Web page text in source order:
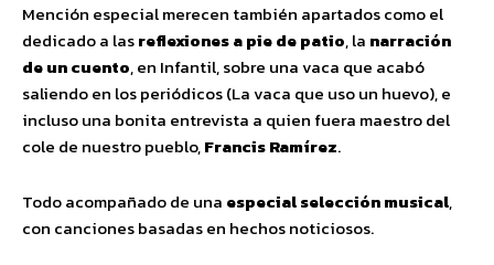
Mención especial merecen también apartados como el
dedicado a lasreflexiones a pie de patio, la narración
de un cuento, en Infantil, sobre una vaca que acabó
saliendo en los periódicos (La vaca que uso un huevo), e
incluso una bonita entrevista a quien fuera maestro del
cole de nuestro pueblo,Francis Ramírez.
Todo acompañado de una especial selección musical,
con canciones basadas en hechos noticiosos.